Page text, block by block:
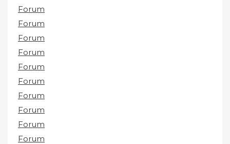
Forum
Forum
Forum
Forum
Forum
Forum
Forum
Forum
Forum
Forum